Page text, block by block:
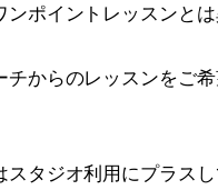
ンポイントレッスンと
チからのレッスンをご
タジオ利用にプラス